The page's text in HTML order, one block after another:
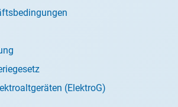
(ElektroG)